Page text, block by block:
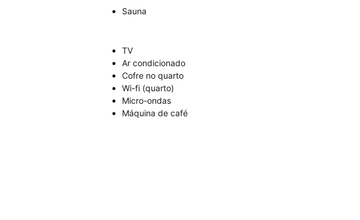
Sauna
TV
Ar condicionado
Cofre no quarto
Wi-fi (quarto)
Micro-ondas
Máquina de café